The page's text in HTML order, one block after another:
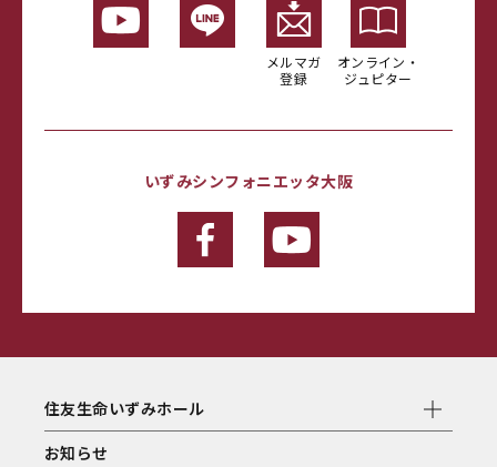
メルマガ
登録
オンライン・
ジュピター
いずみシンフォニエッタ大阪
住友生命いずみホール
お知らせ